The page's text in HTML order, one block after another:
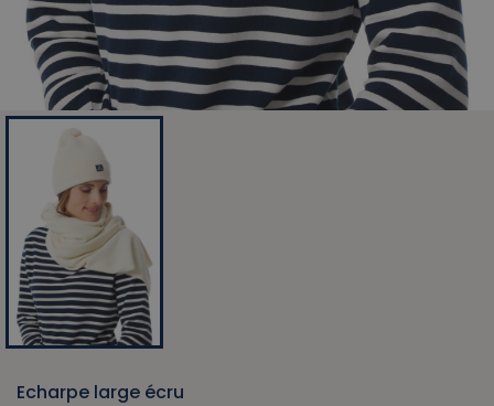
Echarpe large écru